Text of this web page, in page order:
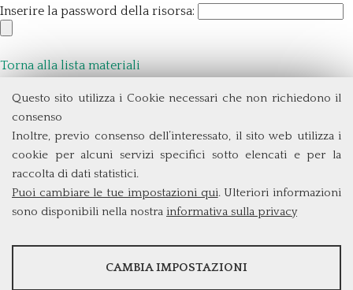
Questo sito utilizza i Cookie necessari che non richiedono il
consenso
Inoltre, previo consenso dell’interessato, il sito web utilizza i
cookie per alcuni servizi specifici sotto elencati e per la
raccolta di dati statistici.
Puoi cambiare le tue impostazioni qui. Ulteriori informazioni
sono disponibili nella nostra informativa sulla privacy
STATISTICHE
CAMBIA IMPOSTAZIONI
Inserire la password della risorsa:
Torna alla lista materiali
Università degli Studi di Roma Tor Vergata
Via Columbia, 2
00133 Roma (Italia)
Tel. +39 06 7259 3299/5837
biennio@clem.uniroma2.it